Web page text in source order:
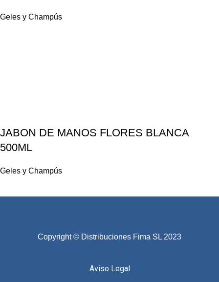
Geles y Champús
JABON DE MANOS FLORES BLANCA
500ML
Geles y Champús
Copyright © Distribuciones Fima SL 2023
Aviso Legal